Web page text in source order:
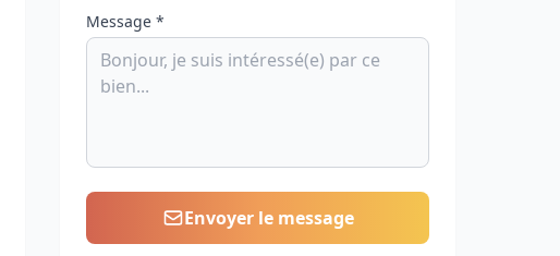
Message *
Envoyer le message